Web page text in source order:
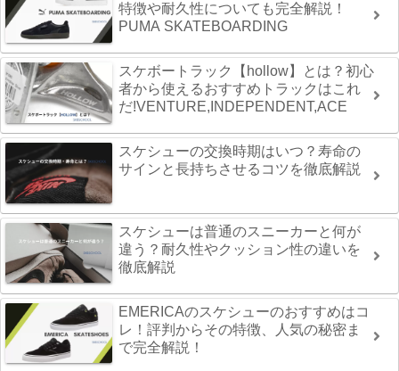
特徴や耐久性についても完全解説！
PUMA SKATEBOARDING
スケボートラック【hollow】とは？初心
者から使えるおすすめトラックはこれ
だ!VENTURE,INDEPENDENT,ACE
スケシューの交換時期はいつ？寿命の
サインと長持ちさせるコツを徹底解説
スケシューは普通のスニーカーと何が
違う？耐久性やクッション性の違いを
徹底解説
EMERICAのスケシューのおすすめはコ
レ！評判からその特徴、人気の秘密ま
で完全解説！